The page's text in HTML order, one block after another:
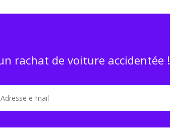
rachat de voiture accidentée !